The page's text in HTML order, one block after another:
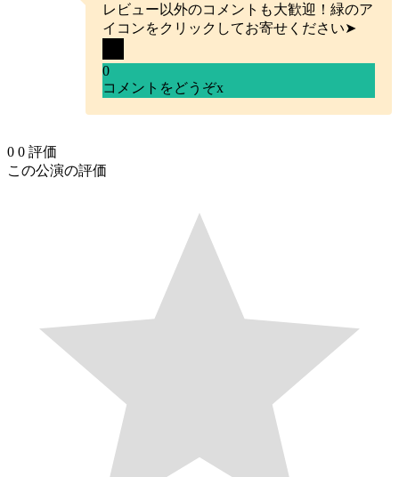
レビュー以外のコメントも大歓迎！緑のア
イコンをクリックしてお寄せください➤
0
コメントをどうぞx
0 0 評価
この公演の評価